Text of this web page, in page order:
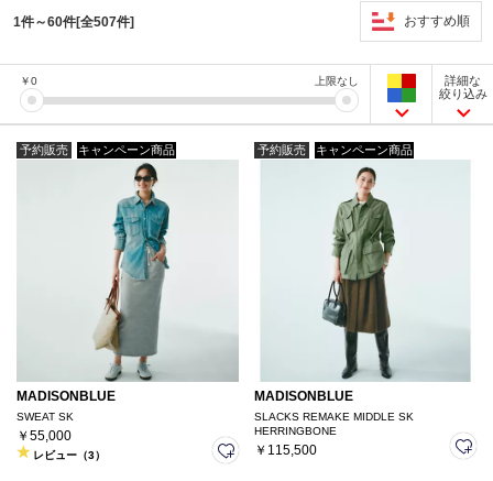
1件～60件[全507件] おすすめ順
￥0 上限なし
詳細な
絞り込み
予約販売 キャンペーン商品
MADISONBLUE
SWEAT SK
￥55,000
レビュー（3）
予約販売 キャンペーン商品
MADISONBLUE
SLACKS REMAKE MIDDLE SK
HERRINGBONE
￥115,500